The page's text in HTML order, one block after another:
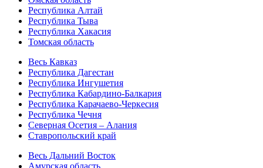
Республика Алтай
Республика Тыва
Республика Хакасия
Томская область
Весь Кавказ
Республика Дагестан
Республика Ингушетия
Республика Кабардино-Балкария
Республика Карачаево-Черкесия
Республика Чечня
Северная Осетия – Алания
Ставропольский край
Весь Дальний Восток
Амурская область